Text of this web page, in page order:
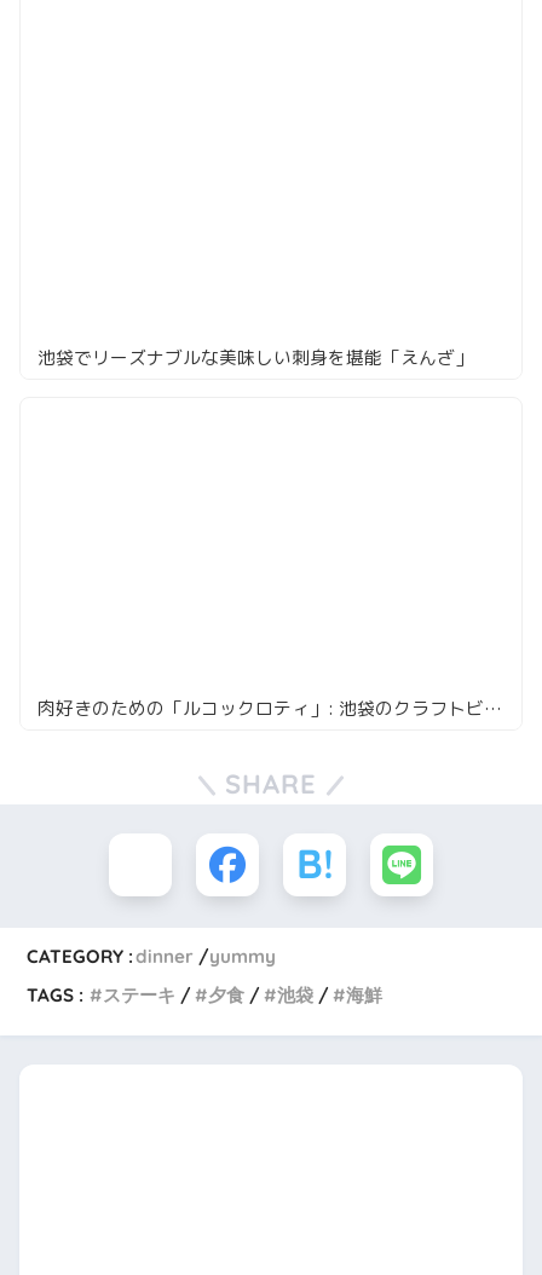
池袋でリーズナブルな美味しい刺身を堪能「えんざ」
肉好きのための「ルコックロティ」: 池袋のクラフトビールと肉の饗宴。
SHARE
CATEGORY :dinner
yummy
TAGS :
ステーキ 夕食 池袋 海鮮